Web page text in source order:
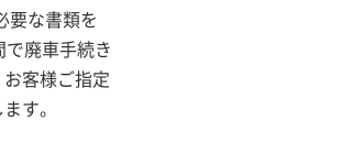
要な書類を
廃車手続き
客様ご指定
す。